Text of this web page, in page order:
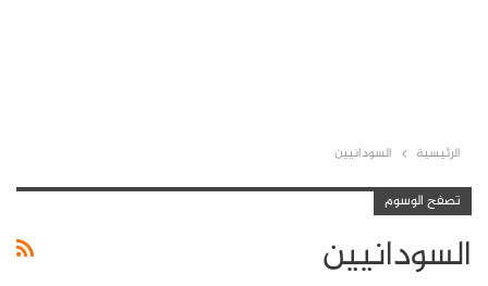
الرئيسية السودانيين
تصفح الوسوم
السودانيين